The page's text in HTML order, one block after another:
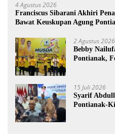
4 Agustus 2026
Franciscus Sibarani Akhiri
Bawat Keuskupan Agung
2 Agustus 2026
Bebby
Pontianak,
15 Juli 2026
Syarif
Pontianak-